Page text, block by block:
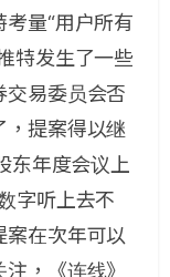
量“用户所有
特发生了一些
易委员会否
提案得以继
东年度会议上
字听上去不
在次年可以
，《连线》